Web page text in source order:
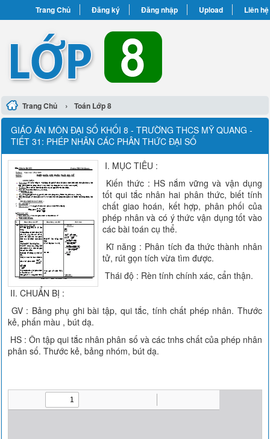
Trang Chủ Đăng ký Đăng nhập Upload Liên hệ
Trang Chủ › Toán Lớp 8
GIÁO ÁN MÔN ĐẠI SỐ KHỐI 8 - TRƯỜNG THCS MỸ QUANG -
TIẾT 31: PHÉP NHÂN CÁC PHÂN THỨC ĐẠI SỐ
I. MỤC TIÊU :
Kiến thức : HS nắm vững và vận dụng
tốt qui tắc nhân hai phân thức, biết tính
chất giao hoán, kết hợp, phân phối của
phép nhân và có ý thức vận dụng tốt vào
các bài toán cụ thể.
Kĩ năng : Phân tích đa thức thành nhân
tử, rút gọn tích vừa tìm được.
Thái độ : Rèn tính chính xác, cẩn thận.
II. CHUẨN BỊ :
GV : Bảng phụ ghi bài tập, qui tắc, tính chất phép nhân. Thước
kẻ, phấn màu , bút dạ.
HS : Ôn tập qui tắc nhân phân số và các tnhs chất của phép nhân
phân số. Thước kẻ, bảng nhóm, bút dạ.